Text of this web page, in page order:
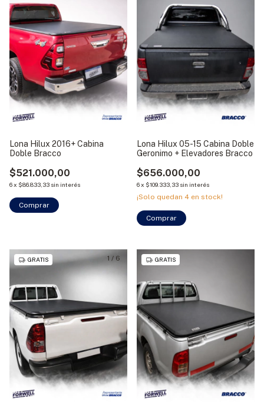
Lona Hilux 2016+ Cabina
Doble Bracco
$521.000,00
6x $86.833,33 sin interés
Lona Hilux 05-15 Cabina Doble
Geronimo + Elevadores Bracco
$656.000,00
6x $109.333,33 sin interés
¡Solo quedan 4 en stock!
1 / 6
GRATIS GRATIS